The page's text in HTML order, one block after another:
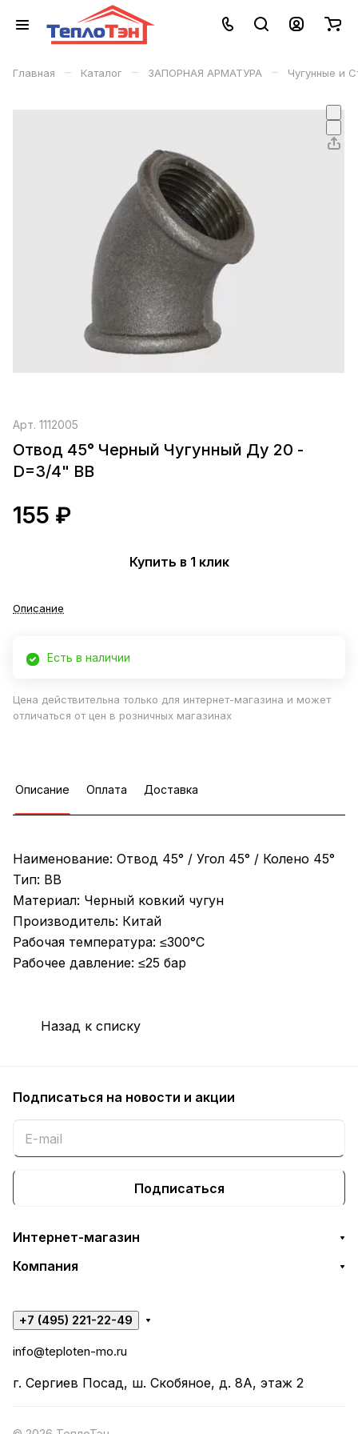
Главная – Каталог – ЗАПОРНАЯ АРМАТУРА – Чугунные и
Арт. 1112005
Отвод 45° Черный Чугунный Ду 20 -
D=3/4" ВВ
155 ₽
Купить в 1 клик
Описание
Есть в наличии
Цена действительна только для интернет-магазина и может
отличаться от цен в розничных магазинах
Описание Оплата Доставка
Наименование: Отвод 45° / Угол 45° / Колено 45°
Тип: ВВ
Материал: Черный ковкий чугун
Производитель: Китай
Рабочая температура: ≤300°C
Рабочее давление: ≤25 бар
Назад к списку
Подписаться на новости и акции
Подписаться
Интернет-магазин
Компания
+7 (495) 221-22-49
info@teploten-mo.ru
г. Сергиев Посад, ш. Скобяное, д. 8А, этаж 2